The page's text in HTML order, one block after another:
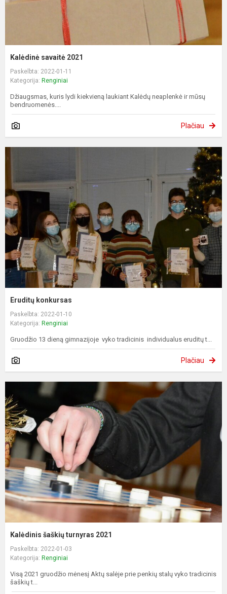
Kalėdinė savaitė 2021
Paskelbta: 2022-01-11
Kategorija: Renginiai
Džiaugsmas, kuris lydi kiekvieną laukiant Kalėdų neaplenkė ir mūsų
bendruomenės....
Plačiau
Eruditų konkursas
Paskelbta: 2022-01-10
Kategorija: Renginiai
Gruodžio 13 dieną gimnazijoje vyko tradicinis individualus eruditų t...
Plačiau
Kalėdinis šaškių turnyras 2021
Paskelbta: 2022-01-03
Kategorija: Renginiai
Visą 2021 gruodžio mėnesį Aktų salėje prie penkių stalų vyko tradicinis
šaškių t...